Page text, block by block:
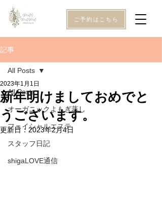
ご予約はこちら
記事
All Posts
オーガニックよもぎ蒸し
フェイシャルエステ
スタッフ日記
shigaLOVE通信
All Posts
新年明けましておめでと
うございます。
2023年1月1日
更新日： 2023年2月4日